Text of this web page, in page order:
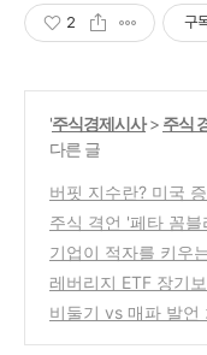
2 구
'주식경제시사> 주식
다른 글
버핏 지수란? 미국
지표 완벽 정리
(0)
주식 격언 '페타 꼼
완전 정리
(0)
기업이 적자를 키우
h) 회계 기법 해설
(0)
레버리지 ETF 장기
데이터로 보는 리스
비둘기 vs 매파 발언